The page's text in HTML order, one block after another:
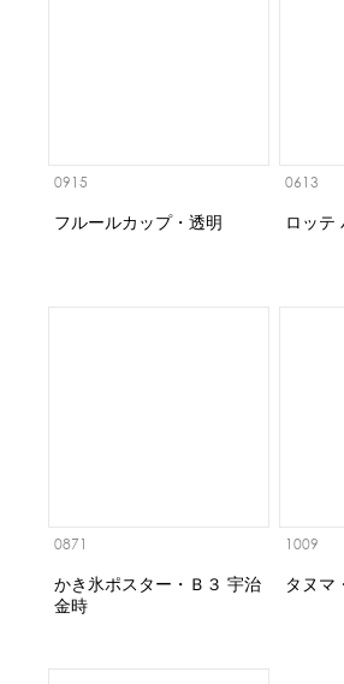
0915
フルールカップ・透明
0613
ロッテ
0871
かき氷ポスター・Ｂ３ 宇治
金時
1009
タヌマ